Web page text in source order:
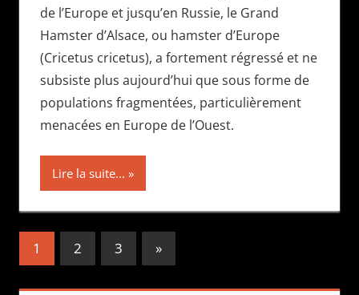
de l’Europe et jusqu’en Russie, le Grand
Hamster d’Alsace, ou hamster d’Europe
(Cricetus cricetus), a fortement régressé et ne
subsiste plus aujourd’hui que sous forme de
populations fragmentées, particulièrement
menacées en Europe de l’Ouest.
Lire la suite...
Pagination
1 2 3
Publications
suivantes :
»